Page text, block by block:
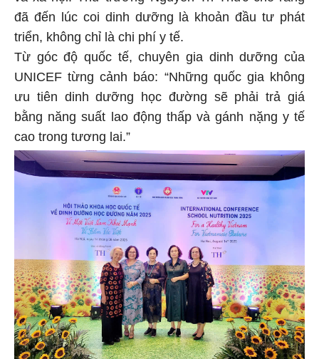
đã đến lúc coi dinh dưỡng là khoản đầu tư phát
triển, không chỉ là chi phí y tế.
Từ góc độ quốc tế, chuyên gia dinh dưỡng của
UNICEF từng cảnh báo: “Những quốc gia không
ưu tiên dinh dưỡng học đường sẽ phải trả giá
bằng năng suất lao động thấp và gánh nặng y tế
cao trong tương lai.”